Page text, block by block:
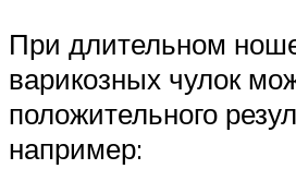
При длительном
варикозных чулок
положительного
например: